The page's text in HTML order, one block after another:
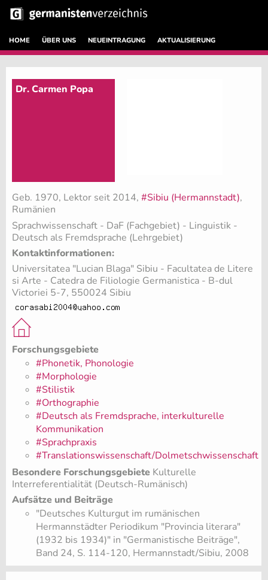
HOME ÜBER UNS NEUEINTRAGUNG AKTUALISIERUNG
Dr. Carmen Popa
Geb. 1970, Lektor seit 2014, #Sibiu (Hermannstadt),
Rumänien
Sprachwissenschaft - DaF (Fachgebiet) - Linguistik -
Deutsch als Fremdsprache (Lehrgebiet)
Kontaktinformationen:
Universitatea "Lucian Blaga" Sibiu - Facultatea de Litere
si Arte - Catedra de Filiologie Germanistica - B-dul
Victoriei 5-7, 550024 Sibiu
Forschungsgebiete
#Phonetik, Phonologie
#Morphologie
#Stilistik
#Orthographie
#Deutsch als Fremdsprache, interkulturelle
Kommunikation
#Sprachpraxis
#Translationswissenschaft/Dolmetschwissenschaft
Besondere Forschungsgebiete Kulturelle
Interreferentialität (Deutsch-Rumänisch)
Aufsätze und Beiträge
"Deutsches Kulturgut im rumänischen
Hermannstädter Periodikum "Provincia literara"
(1932 bis 1934)" in "Germanistische Beiträge",
Band 24, S. 114-120, Hermannstadt/Sibiu, 2008